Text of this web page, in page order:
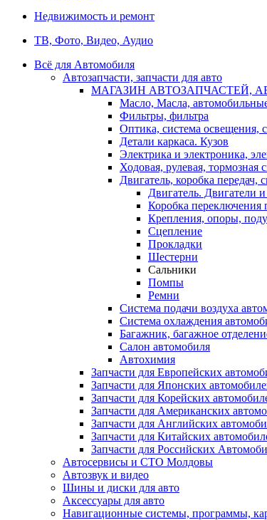
Недвижимость и ремонт
ТВ, Фото, Видео, Аудио
Всё для Автомобиля
Автозапчасти, запчасти для авто
МАГАЗИН АВТОЗАПЧАСТЕЙ,
Масло, Масла,
Фильтры, фильтра
Оптика, система освещения,
Детали каркаса. Кузов
Электрика и электроника,
Ходовая, рулевая, тормозная
Двигатель, коробка передач,
Двигатель. Двигатели
Коробка переключения
Крепления, опоры,
Сцепление
Прокладки
Шестерни
Сальники
Помпы
Ремни
Система подачи воздуха
Система охлаждения
Багажник, багажное
Салон автомобиля
Автохимия
Запчасти для Европейских
Запчасти для Японских
Запчасти для Корейских
Запчасти для Американских
Запчасти для Английских
Запчасти для Китайских
Запчасти для Российских
Автосервисы и СТО Молдовы
Автозвук и видео
Шины и диски для авто
Аксесcуары для авто
Навигационные системы, программы,